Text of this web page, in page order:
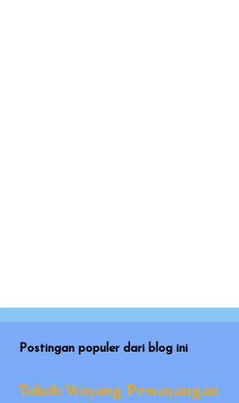
Postingan populer dari blog ini
Tokoh Wayang Pewayangan